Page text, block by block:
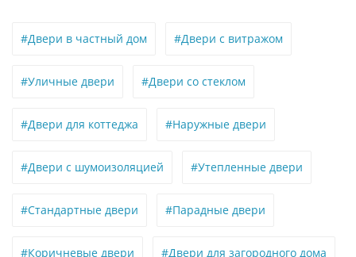
#Двери в частный дом #Двери с витражом
#Уличные двери #Двери со стеклом
#Двери для коттеджа #Наружные двери
#Двери с шумоизоляцией #Утепленные двери
#Стандартные двери #Парадные двери
#Коричневые двери #Двери для загородного дома